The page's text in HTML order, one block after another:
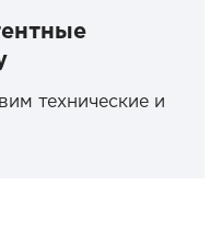
технические и